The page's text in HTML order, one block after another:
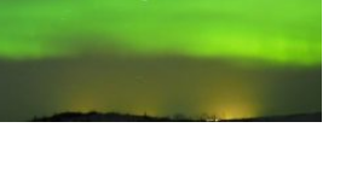
TWEET LINE EMAIL